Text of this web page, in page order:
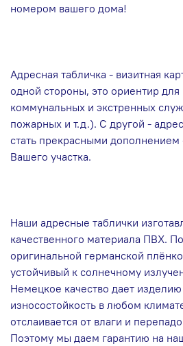
номером вашего дома!
Адресная табличка - визитная
одной стороны, это ориентир для
коммунальных и экстренных
пожарных и т.д.). С другой -
стать прекрасными
Вашего участка.
Наши адресные таблички
качественного материала ПВХ.
оригинальной германской
устойчивый к солнечному
Немецкое качество дает
износостойкость в любом
отслаивается от влаги и
Поэтому мы даем гарантию на